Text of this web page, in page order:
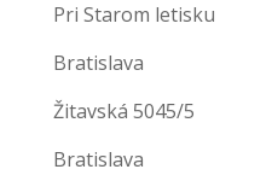
Pri Starom letisku
Bratislava
Žitavská 5045/5
Bratislava